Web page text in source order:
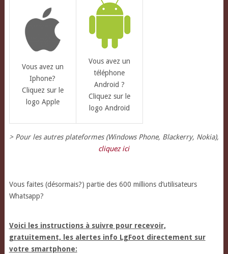
Vous avez un
Iphone?
Cliquez sur le
logo Apple
Vous avez un
téléphone
Android ?
Cliquez sur le
logo Android
> Pour les autres plateformes (Windows Phone, Blackerry, Nokia),
cliquez ici
Vous faites (désormais?) partie des 600 millions d’utilisateurs
Whatsapp?
Voici les instructions à suivre pour recevoir,
gratuitement, les alertes info LgFoot directement sur
votre smartphone: